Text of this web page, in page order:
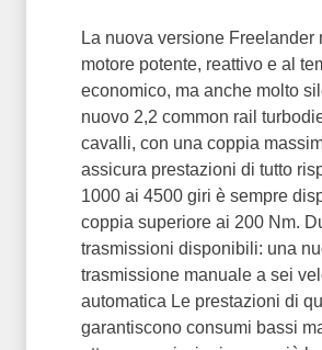
La nuova versione Freelander
motore potente, reattivo e al
economico, ma anche molto
nuovo 2,2 common rail
cavalli, con una coppia
assicura prestazioni di tutto
1000 ai 4500 giri è sempre
coppia superiore ai 200 Nm.
trasmissioni disponibili: una
trasmissione manuale a sei
automatica Le prestazioni di
garantiscono consumi bassi